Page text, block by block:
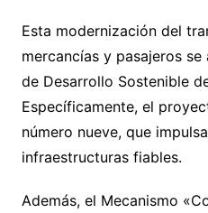
Esta modernización del
mercancías y pasajeros
de Desarrollo Sostenible
Específicamente, el
número nueve, que
infraestructuras fiables.
Además, el Mecanismo